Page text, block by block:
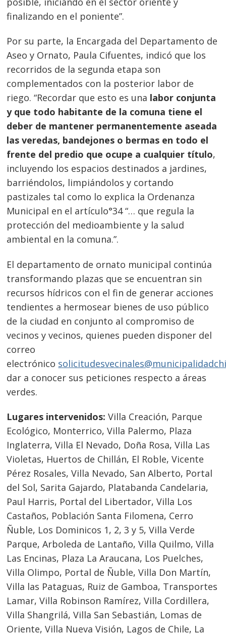
finalizando en el poniente”.
Por su parte, la Encargada del Departamento de
Aseo y Ornato, Paula Cifuentes, indicó que los
recorridos de la segunda etapa son
complementados con la posterior labor de
riego. “Recordar que esto es una labor conjunta
y que todo habitante de la comuna tiene el
deber de mantener permanentemente aseada
las veredas, bandejones o bermas en todo el
frente del predio que ocupe a cualquier título,
incluyendo los espacios destinados a jardines,
barriéndolos, limpiándolos y cortando
pastizales tal como lo explica la Ordenanza
Municipal en el artículo°34 “… que regula la
protección del medioambiente y la salud
ambiental en la comuna.”.
El departamento de ornato municipal continúa
transformando plazas que se encuentran sin
recursos hídricos con el fin de generar acciones
tendientes a hermosear bienes de uso público
de la ciudad en conjunto al compromiso de
vecinos y vecinos, quienes pueden disponer del
correo
electrónico
dar a conocer sus peticiones respecto a áreas
verdes.
Lugares intervenidos: Villa Creación, Parque
Ecológico, Monterrico, Villa Palermo, Plaza
Inglaterra, Villa El Nevado, Doña Rosa, Villa Las
Violetas, Huertos de Chillán, El Roble, Vicente
Pérez Rosales, Villa Nevado, San Alberto, Portal
del Sol, Sarita Gajardo, Platabanda Candelaria,
Paul Harris, Portal del Libertador, Villa Los
Castaños, Población Santa Filomena, Cerro
Ñuble, Los Dominicos 1, 2, 3 y 5, Villa Verde
Parque, Arboleda de Lantaño, Villa Quilmo, Villa
Las Encinas, Plaza La Araucana, Los Puelches,
Villa Olimpo, Portal de Ñuble, Villa Don Martín,
Villa las Pataguas, Ruiz de Gamboa, Transportes
Lamar, Villa Robinson Ramírez, Villa Cordillera,
Villa Shangrilá, Villa San Sebastián, Lomas de
Oriente, Villa Nueva Visión, Lagos de Chile, La
Navegación
de
entradas